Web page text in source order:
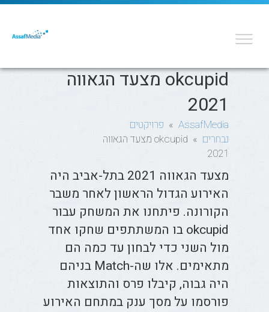
okcupid מצעד הגאווה
2021
AssafMedia
» פרויקטים
נבחרים
» okcupid מצעד הגאווה
2021
מצעד הגאווה 2021 בתל-אביב היה
האירוע הגדול הראשון לאחר משבר
הקורונה. פיתחנו את המשחק עבור
okcupid בו המשתתפים שחקו אחד
מול השני כדי לבחון עד כמה הם
מתאימים. אלו שה-Match בניהם
היה גבוה, קיבלו פרס והתוצאות
פורסמו על מסך ענק במתחם האירוע